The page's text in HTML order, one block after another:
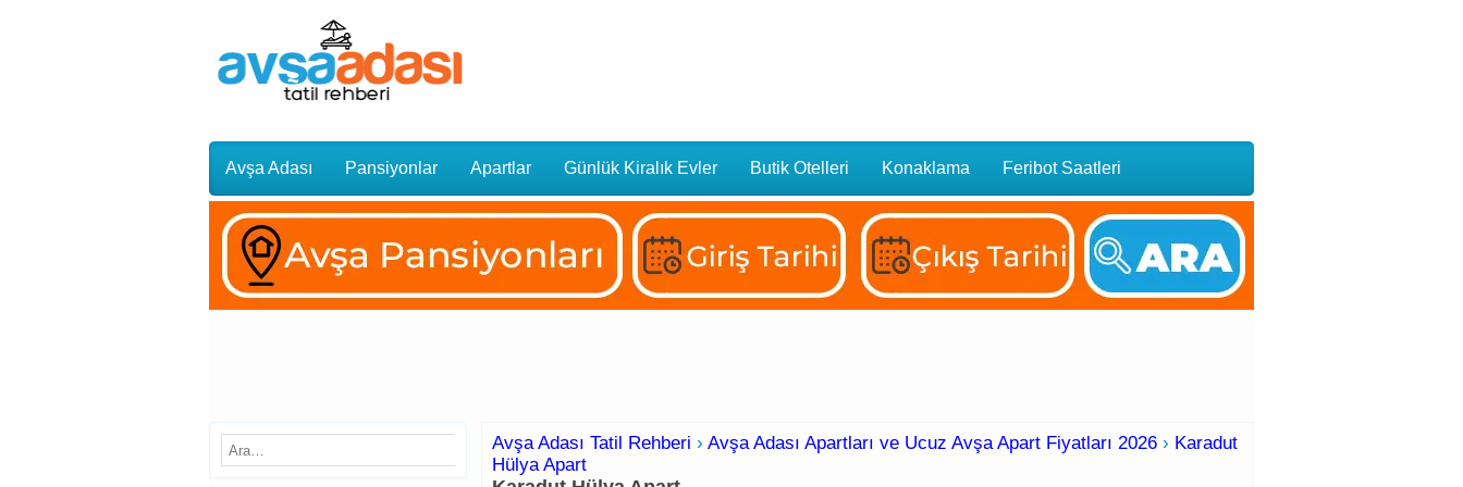
Avşa Adası Pansiyonlar Apartlar Günlük Kiralık Evler Butik Otelleri Konaklama Feribot Saatleri
Gezi Rehberi
Avşa Adası Tatil Rehberi › Avşa Adası Apartları ve Ucuz Avşa Apart Fiyatları 2026 › Karadut
Hülya Apart